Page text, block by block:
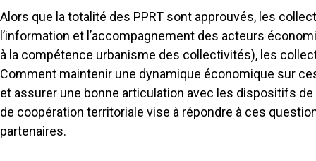
Alors que la totalité des PPRT sont approuvés, les
l’information et l’accompagnement des acteurs
à la compétence urbanisme des collectivités), les
Comment maintenir une dynamique économique sur
et assurer une bonne articulation avec les dispositifs
de coopération territoriale vise à répondre à ces
partenaires.